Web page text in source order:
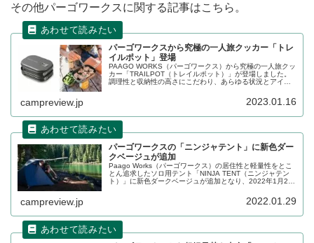
その他パーゴワークスに関する記事はこちら。
パーゴワークスから究極の一人旅クッカー「トレ
イルポット」登場
PAAGO WORKS（パーゴワークス）から究極の一人旅クッ
カー「TRAILPOT（トレイルポット）」が登場しました。
調理性と収納性の高さにこだわり、あらゆる状況とアイデ
campreview.jp 2023.01.16
パーゴワークスの「ニンジャテント」に新色ダー
クベージュが追加
Paago Works（パーゴワークス）の居住性と軽量性をとこ
とん追求したソロ用テント「NINJA TENT（ニンジャテン
ト）」に新色ダークベージュが追加となり、2022年1月28
campreview.jp 2022.01.29